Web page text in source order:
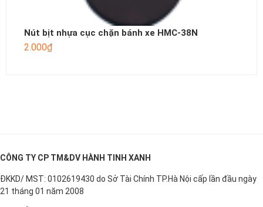
Nút bịt nhựa cục chặn bánh xe HMC-38N
2.000₫
CÔNG TY CP TM&DV HÀNH TINH XANH
ĐKKD/ MST: 0102619430 do Sở Tài Chính TP.Hà Nội cấp lần đầu ngày
21 tháng 01 năm 2008